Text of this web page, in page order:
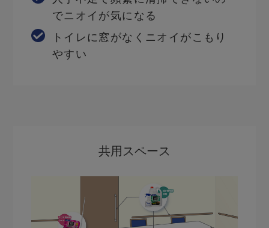
でニオイが気になる
トイレに窓がなくニオイがこもり
やすい
共用スペース